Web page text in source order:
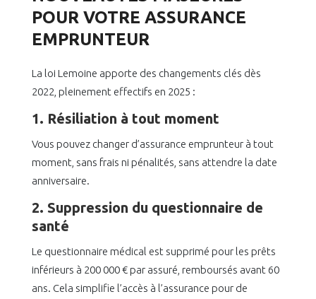
POUR VOTRE ASSURANCE
EMPRUNTEUR
La loi Lemoine apporte des changements clés dès
2022, pleinement effectifs en 2025 :
1. Résiliation à tout moment
Vous pouvez changer d’assurance emprunteur à tout
moment, sans frais ni pénalités, sans attendre la date
anniversaire.
2. Suppression du questionnaire de
santé
Le questionnaire médical est supprimé pour les prêts
inférieurs à 200 000 € par assuré, remboursés avant 60
ans. Cela simplifie l’accès à l’assurance pour de